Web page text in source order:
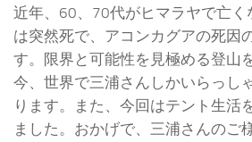
近年、60、70代がヒマラヤで亡く
は突然死で、アコンカグアの死因
す。限界と可能性を見極める登山
今、世界で三浦さんしかいらっし
ります。また、今回はテント生活
ました。おかげで、三浦さんのご